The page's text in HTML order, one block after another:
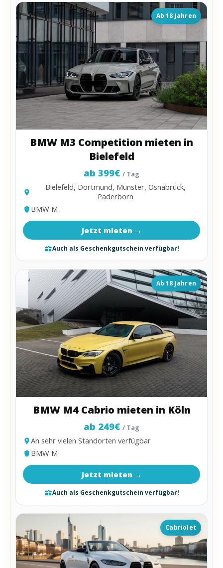
Ab 18 Jahren
BMW M3 Competition mieten in
Bielefeld
ab 399€ / Tag
Bielefeld, Dortmund, Münster, Osnabrück,
Paderborn
BMW M
Jetzt mieten →
Auch als Geschenkgutschein verfügbar!
Ab 18 Jahren
BMW M4 Cabrio mieten in Köln
ab 249€ / Tag
An sehr vielen Standorten verfügbar
BMW M
Jetzt mieten →
Auch als Geschenkgutschein verfügbar!
Cabriolet